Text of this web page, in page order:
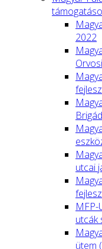
2022
utcai
MFP-
utcák
ütem